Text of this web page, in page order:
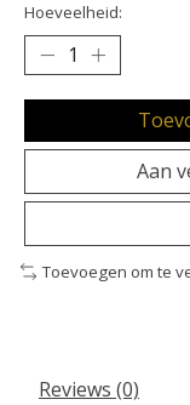
Hoeveelheid:
Aan
Toevoegen om te
Reviews (0)